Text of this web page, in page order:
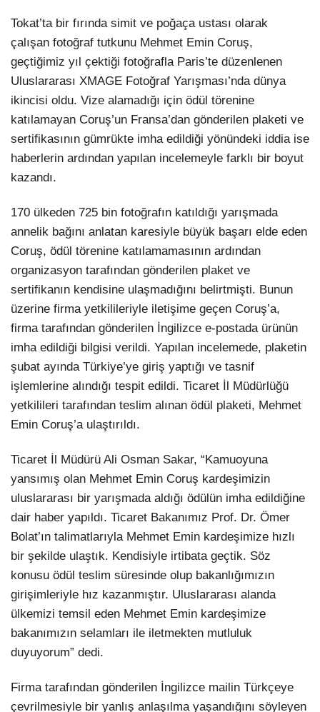
Tokat’ta bir fırında simit ve poğaça ustası olarak
çalışan fotoğraf tutkunu Mehmet Emin Coruş,
geçtiğimiz yıl çektiği fotoğrafla Paris’te düzenlenen
Uluslararası XMAGE Fotoğraf Yarışması’nda dünya
ikincisi oldu. Vize alamadığı için ödül törenine
katılamayan Coruş’un Fransa’dan gönderilen plaketi ve
sertifikasının gümrükte imha edildiği yönündeki iddia ise
haberlerin ardından yapılan incelemeyle farklı bir boyut
kazandı.
170 ülkeden 725 bin fotoğrafın katıldığı yarışmada
annelik bağını anlatan karesiyle büyük başarı elde eden
Coruş, ödül törenine katılamamasının ardından
organizasyon tarafından gönderilen plaket ve
sertifikanın kendisine ulaşmadığını belirtmişti. Bunun
üzerine firma yetkilileriyle iletişime geçen Coruş’a,
firma tarafından gönderilen İngilizce e-postada ürünün
imha edildiği bilgisi verildi. Yapılan incelemede, plaketin
şubat ayında Türkiye’ye giriş yaptığı ve tasnif
işlemlerine alındığı tespit edildi. Ticaret İl Müdürlüğü
yetkilileri tarafından teslim alınan ödül plaketi, Mehmet
Emin Coruş’a ulaştırıldı.
Ticaret İl Müdürü Ali Osman Sakar, “Kamuoyuna
yansımış olan Mehmet Emin Coruş kardeşimizin
uluslararası bir yarışmada aldığı ödülün imha edildiğine
dair haber yapıldı. Ticaret Bakanımız Prof. Dr. Ömer
Bolat’ın talimatlarıyla Mehmet Emin kardeşimize hızlı
bir şekilde ulaştık. Kendisiyle irtibata geçtik. Söz
konusu ödül teslim süresinde olup bakanlığımızın
girişimleriyle hız kazanmıştır. Uluslararası alanda
ülkemizi temsil eden Mehmet Emin kardeşimize
bakanımızın selamları ile iletmekten mutluluk
duyuyorum” dedi.
Firma tarafından gönderilen İngilizce mailin Türkçeye
çevrilmesiyle bir yanlış anlaşılma yaşandığını söyleyen